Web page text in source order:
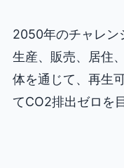
2050年のチャレン
生産、販売、居住
体を通じて、再生
てCO2排出ゼロを